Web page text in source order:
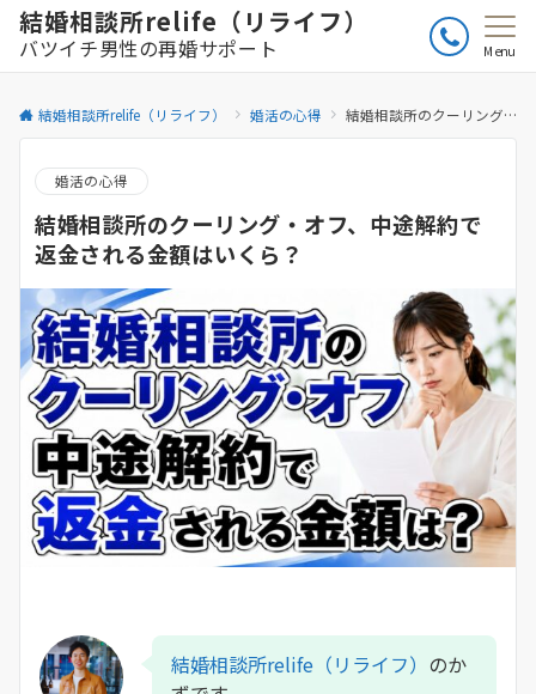
結婚相談所relife（リライフ）
バツイチ男性の再婚サポート Menu
結婚相談所relife（リライフ） 婚活の心得 結婚相談所のクーリング・オフ、中途解約で返金される金額はいくら？
婚活の心得
結婚相談所のクーリング・オフ、中途解約で
返金される金額はいくら？
結婚相談所relife（リライフ） のか